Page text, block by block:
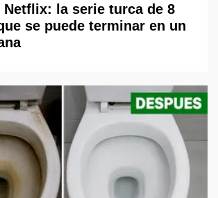
Netflix: la serie turca de 8
se puede terminar en un